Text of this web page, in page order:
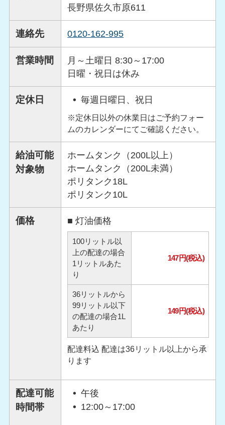
長野県佐久市原611
連絡先 0120-162-995
営業時間
月～土曜日 8:30～17:00
日曜・祝日は休み
定休日 毎週日曜日、祝日
※定休日以外の休業日はご予約フォー
ムのカレンダーにてご確認ください。
給油可能
対象物
ホームタンク（200L以上）
ホームタンク（200L未満）
ポリタンク18L
ポリタンク10L
価格 ■ 灯油価格
100リットル以
上の配達の場合
1リットルあた
り
147円(税込)
36リットルから
99リットル以下
の配達の場合1L
あたり
149円(税込)
配達料込 配達は36リットル以上から承
ります
配達可能
時間帯
午後
12:00～17:00